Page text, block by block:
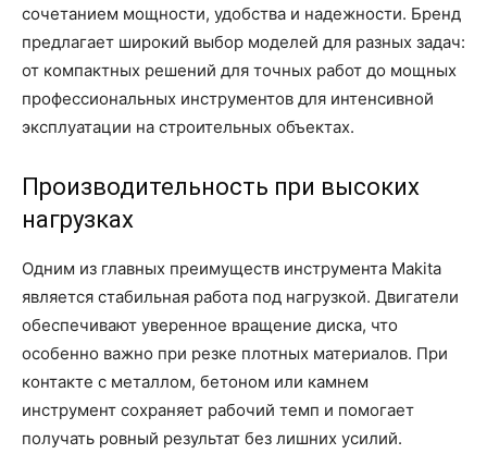
сочетанием мощности, удобства и надежности. Бренд
предлагает широкий выбор моделей для разных задач:
от компактных решений для точных работ до мощных
профессиональных инструментов для интенсивной
эксплуатации на строительных объектах.
Производительность при высоких
нагрузках
Одним из главных преимуществ инструмента Makita
является стабильная работа под нагрузкой. Двигатели
обеспечивают уверенное вращение диска, что
особенно важно при резке плотных материалов. При
контакте с металлом, бетоном или камнем
инструмент сохраняет рабочий темп и помогает
получать ровный результат без лишних усилий.